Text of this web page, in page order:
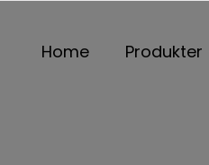
Home Produkter